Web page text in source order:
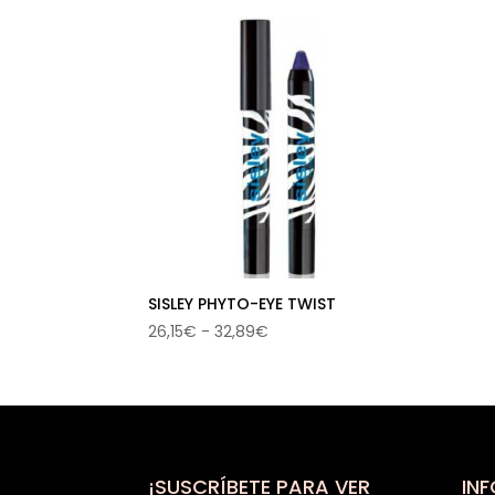
SISLEY PHYTO-EYE TWIST
26,15€ - 32,89€
desde
32,89€
¡SUSCRÍBETE PARA VER